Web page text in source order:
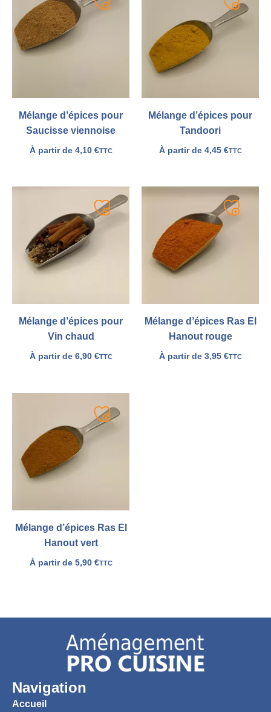
Mélange d’épices pour
Saucisse viennoise
À partir de 4,10 €TTC
Ajouter
Mélange d’épices pour
Tandoori
À partir de 4,45 €TTC
Ajouter
à
Mélange d’épices pour
Vin chaud
À partir de 6,90 €TTC
Ajouter
Mélange d’épices Ras El
Hanout rouge
À partir de 3,95 €TTC
Ajouter
Mélange d’épices Ras El
Hanout vert
À partir de 5,90 €TTC
Ajouter
à
Navigation
Accueil